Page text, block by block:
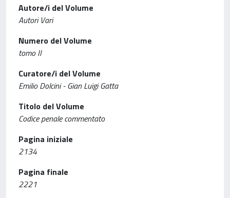
Autore/i del Volume
Autori Vari
Numero del Volume
tomo II
Curatore/i del Volume
Emilio Dolcini - Gian Luigi Gatta
Titolo del Volume
Codice penale commentato
Pagina iniziale
2134
Pagina finale
2221